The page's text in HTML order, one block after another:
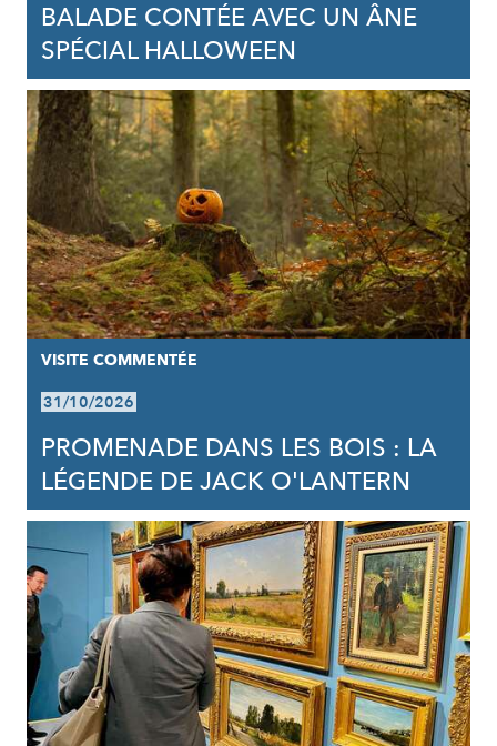
BALADE CONTÉE AVEC UN ÂNE
SPÉCIAL HALLOWEEN
VISITE COMMENTÉE
31/10/2026
PROMENADE DANS LES BOIS : LA
LÉGENDE DE JACK O'LANTERN